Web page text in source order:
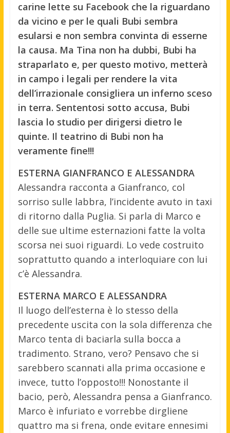
carine lette su Facebook che la riguardano
da vicino e per le quali Bubi sembra
esularsi e non sembra convinta di esserne
la causa. Ma Tina non ha dubbi, Bubi ha
straparlato e, per questo motivo, metterà
in campo i legali per rendere la vita
dell’irrazionale consigliera un inferno sceso
in terra. Sententosi sotto accusa, Bubi
lascia lo studio per dirigersi dietro le
quinte. Il teatrino di Bubi non ha
veramente fine!!!
ESTERNA GIANFRANCO E ALESSANDRA
Alessandra racconta a Gianfranco, col
sorriso sulle labbra, l’incidente avuto in taxi
di ritorno dalla Puglia. Si parla di Marco e
delle sue ultime esternazioni fatte la volta
scorsa nei suoi riguardi. Lo vede costruito
soprattutto quando a interloquiare con lui
c’è Alessandra.
ESTERNA MARCO E ALESSANDRA
Il luogo dell’esterna è lo stesso della
precedente uscita con la sola differenza che
Marco tenta di baciarla sulla bocca a
tradimento. Strano, vero? Pensavo che si
sarebbero scannati alla prima occasione e
invece, tutto l’opposto!!! Nonostante il
bacio, però, Alessandra pensa a Gianfranco.
Marco è infuriato e vorrebbe dirgliene
quattro ma si frena, onde evitare ennesimi